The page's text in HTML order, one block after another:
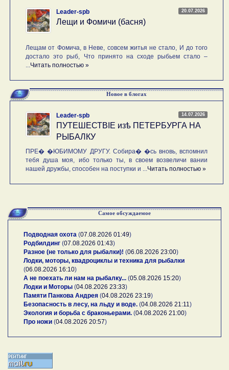
20.07.2026
Leader-spb
Лещи и Фомичи (басня)
Лещам от Фомича, в Неве, совсем житья не стало, И до того
достало это рыб, Что принято на сходе рыбьем стало –
Читать полностью »
Новое в блогах
14.07.2026
Leader-spb
ПУТЕШЕСТВIE изѣ ПЕТЕРБУРГА НА
РЫБАЛКУ
ПРЕ� �ЮБИМОМУ ДРУГУ. Собира� �сь вновь, вспомнил
тебя душа моя, ибо только ты, в своем возвеличи вании
нашей дружбы, способен на поступки и ... Читать полностью »
Самое обсуждаемое
Подводная охота (07.08.2026 01:49)
Родбилдинг (07.08.2026 01:43)
Разное (не только для рыбалки)! (06.08.2026 23:00)
Лодки, моторы, квадроциклы и техника для рыбалки
(06.08.2026 16:10)
А не поехать ли нам на рыбалку... (05.08.2026 15:20)
Лодки и Моторы (04.08.2026 23:33)
Памяти Панкова Андрея (04.08.2026 23:19)
Безопасность в лесу, на льду и воде. (04.08.2026 21:11 )
Экология и борьба с браконьерами. (04.08.2026 21:00)
Про ножи (04.08.2026 20:57)